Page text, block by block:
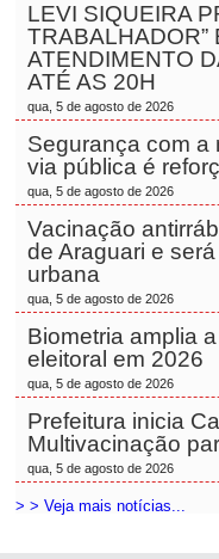
LEVI SIQUEIRA
TRABALHADOR”
ATENDIMENTO
ATÉ AS 20H
qua, 5 de agosto de 2026
Segurança com a
via pública é
qua, 5 de agosto de 2026
Vacinação
de Araguari e
urbana
qua, 5 de agosto de 2026
Biometria amplia
eleitoral em 2026
qua, 5 de agosto de 2026
Prefeitura inicia
Multivacinação
qua, 5 de agosto de 2026
> > Veja mais notícias...